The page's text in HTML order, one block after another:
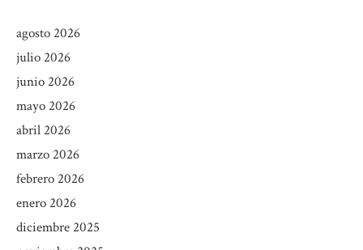
agosto 2026
julio 2026
junio 2026
mayo 2026
abril 2026
marzo 2026
febrero 2026
enero 2026
diciembre 2025